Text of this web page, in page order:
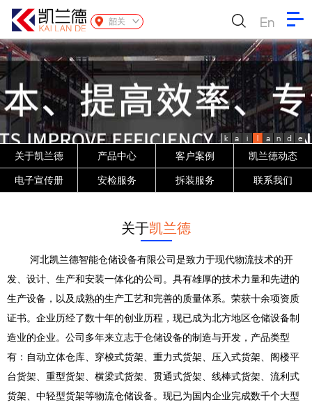
韶关 En
k a i l a n d e
关于凯兰德 产品中心 客户案例 凯兰德动态
电子宣传册 安检服务 拆装服务 联系我们
关于凯兰德
河北凯兰德智能仓储设备有限公司是致力于现代物流技术的开
发、设计、生产和安装一体化的公司。具有雄厚的技术力量和先进的
生产设备，以及成熟的生产工艺和完善的质量体系。荣获十余项资质
证书。企业历经了数十年的创业历程，现已成为北方地区仓储设备制
造业的企业。公司多年来立志于仓储设备的制造与开发，产品类型
有：自动立体仓库、穿梭式货架、重力式货架、压入式货架、阁楼平
台货架、重型货架、横梁式货架、贯通式货架、线棒式货架、流利式
货架、中轻型货架等物流仓储设备。现已为国内企业完成数千个大型